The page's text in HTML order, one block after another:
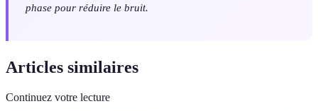
phase pour réduire le bruit.
Articles similaires
Continuez votre lecture